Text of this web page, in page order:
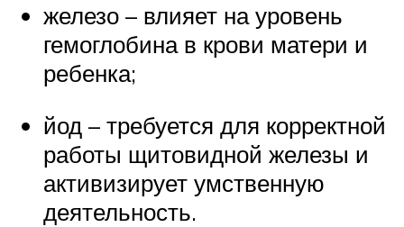
железо – влияет на уровень
гемоглобина в крови матери и
ребенка;
йод – требуется для корректной
работы щитовидной железы и
активизирует умственную
деятельность.